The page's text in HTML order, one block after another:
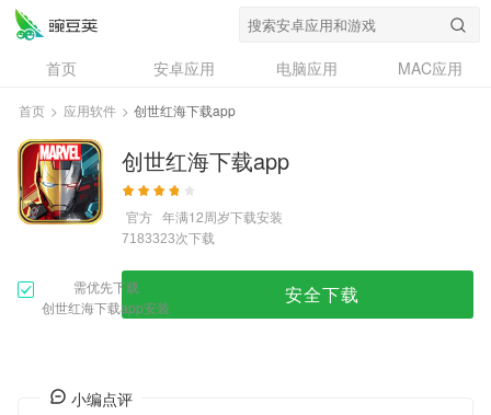
首页 安卓应用 电脑应用
MAC应用
资讯
专题
问答
首页 > 应用软件 > 创世红海下载app
创世红海下载app
官方 年满12周岁下载安装
7183323次下载
需优先下载
创世红海下载app安装
安全下载
小编点评